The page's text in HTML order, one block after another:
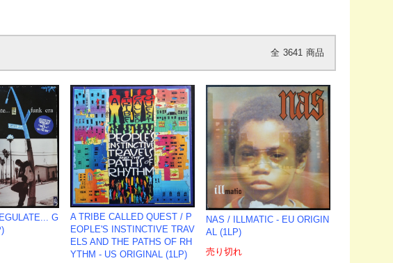
全 3641 商品
G
A TRIBE CALLED QUEST / P
EOPLE'S INSTINCTIVE TRAV
ELS AND THE PATHS OF RH
YTHM - US ORIGINAL (1LP)
NAS / ILLMATIC - EU ORIGIN
AL (1LP)
売り切れ